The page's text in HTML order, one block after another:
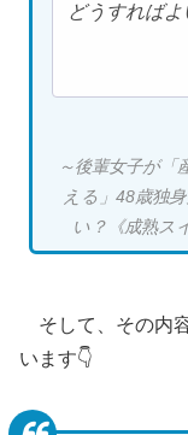
どうすればよ
～後輩女子が「
える」48歳独
い？《成熟ス
そして、その内
います👇